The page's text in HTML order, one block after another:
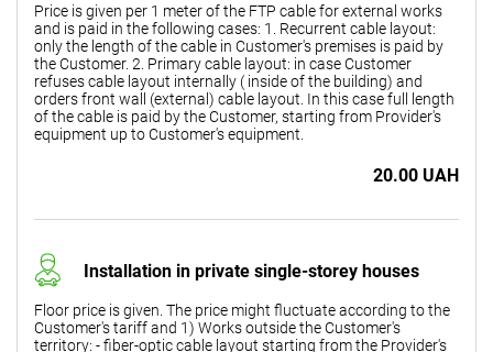
Price is given per 1 meter of the FTP cable for external works
and is paid in the following cases: 1. Recurrent cable layout:
only the length of the cable in Customer's premises is paid by
the Customer. 2. Primary cable layout: in case Customer
refuses cable layout internally ( inside of the building) and
orders front wall (external) cable layout. In this case full length
of the cable is paid by the Customer, starting from Provider's
equipment up to Customer's equipment.
20.00 UAH
Installation in private single-storey houses
Floor price is given. The price might fluctuate according to the
Customer's tariff and 1) Works outside the Customer's
territory: - fiber-optic cable layout starting from the Provider's